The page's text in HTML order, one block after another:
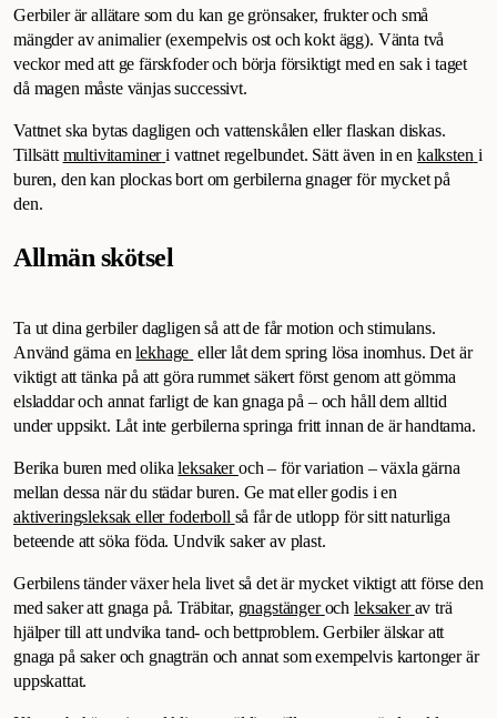
Gerbiler är allätare som du kan ge grönsaker, frukter och små
mängder av animalier (exempelvis ost och kokt ägg). Vänta två
veckor med att ge färskfoder och börja försiktigt med en sak i taget
då magen måste vänjas successivt.
Vattnet ska bytas dagligen och vattenskålen eller flaskan diskas.
Tillsätt multivitaminer i vattnet regelbundet. Sätt även in en kalksten i
buren, den kan plockas bort om gerbilerna gnager för mycket på
den.
Allmän skötsel
Ta ut dina gerbiler dagligen så att de får motion och stimulans.
Använd gärna enlekhage eller låt dem spring lösa inomhus. Det är
viktigt att tänka på att göra rummet säkert först genom att gömma
elsladdar och annat farligt de kan gnaga på – och håll dem alltid
under uppsikt. Låt inte gerbilerna springa fritt innan de är handtama.
Berika buren med olikaleksaker och – för variation – växla gärna
mellan dessa när du städar buren. Ge mat eller godis i en
aktiveringsleksak eller foderboll så får de utlopp för sitt naturliga
beteende att söka föda. Undvik saker av plast.
Gerbilens tänder växer hela livet så det är mycket viktigt att förse den
med saker att gnaga på. Träbitar, gnagstänger ochleksaker av trä
hjälper till att undvika tand- och bettproblem. Gerbiler älskar att
gnaga på saker och gnagträn och annat som exempelvis kartonger är
uppskattat.